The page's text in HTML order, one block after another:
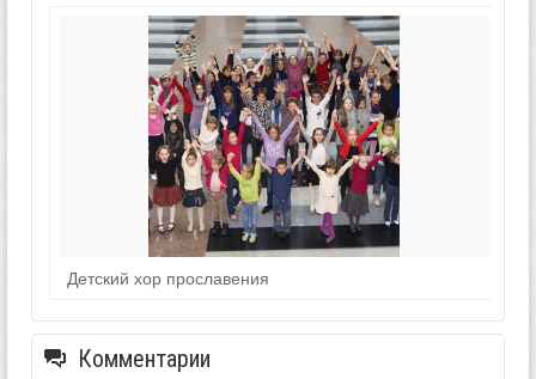
Детский хор прославения
Комментарии